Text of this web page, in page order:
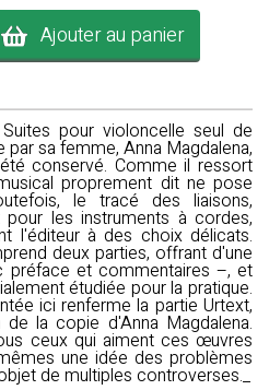
Ajouter au panier
pour violoncelle seul de
sa femme, Anna Magdalena,
conservé. Comme il ressort
proprement dit ne pose
le tracé des liaisons,
les instruments à cordes,
l'éditeur à des choix délicats.
deux parties, offrant d'une
préface et commentaires –, et
étudiée pour la pratique.
ici renferme la partie Urtext,
la copie d'Anna Magdalena.
ceux qui aiment ces œuvres
une idée des problèmes
de multiples controverses._